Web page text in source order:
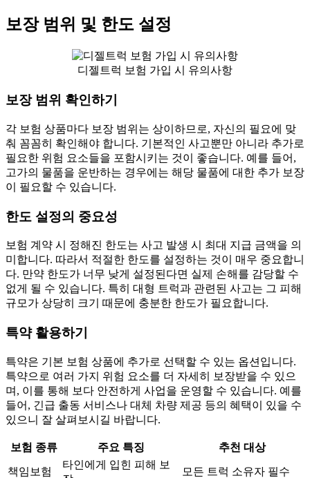
보장 범위 및 한도 설정
디젤트럭 보험 가입 시 유의사항
보장 범위 확인하기
각 보험 상품마다 보장 범위는 상이하므로, 자신의 필요에 맞
춰 꼼꼼히 확인해야 합니다. 기본적인 사고뿐만 아니라 추가로
필요한 위험 요소들을 포함시키는 것이 좋습니다. 예를 들어,
고가의 물품을 운반하는 경우에는 해당 물품에 대한 추가 보장
이 필요할 수 있습니다.
한도 설정의 중요성
보험 계약 시 정해진 한도는 사고 발생 시 최대 지급 금액을 의
미합니다. 따라서 적절한 한도를 설정하는 것이 매우 중요합니
다. 만약 한도가 너무 낮게 설정된다면 실제 손해를 감당할 수
없게 될 수 있습니다. 특히 대형 트럭과 관련된 사고는 그 피해
규모가 상당히 크기 때문에 충분한 한도가 필요합니다.
특약 활용하기
특약은 기본 보험 상품에 추가로 선택할 수 있는 옵션입니다.
특약으로 여러 가지 위험 요소를 더 자세히 보장받을 수 있으
며, 이를 통해 보다 안전하게 사업을 운영할 수 있습니다. 예를
들어, 긴급 출동 서비스나 대체 차량 제공 등의 혜택이 있을 수
있으니 잘 살펴보시길 바랍니다.
보험 종류 주요 특징 추천 대상
책임보험
타인에게 입힌 피해 보
모든 트럭 소유자 필수